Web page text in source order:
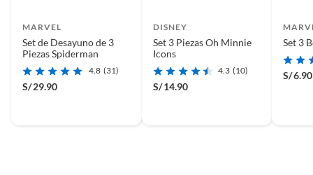
MARVEL
Set de Desayuno de 3
Piezas Spiderman
4.8 (31)
S/29.90
DISNEY
Set 3 Piezas Oh Minnie
Icons
4.3 (10)
S/ 14.90
Set 3
S/6.90